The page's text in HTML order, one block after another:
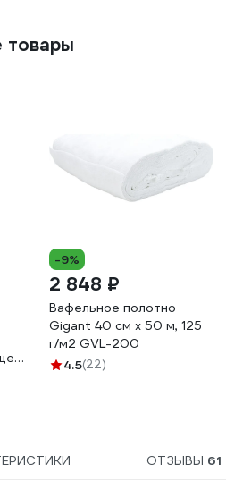
товары
-9%
2 848 ₽
Вафельное полотно
Gigant 40 см х 50 м, 125
г/м2 GVL-200
4.5(22)
ОТЗЫВЫ 61